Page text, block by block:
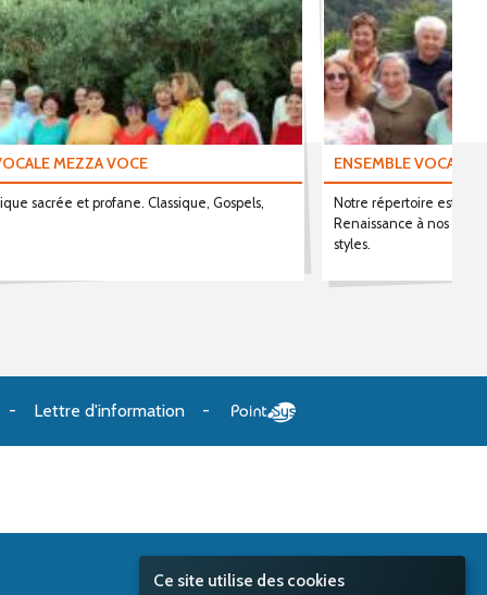
Ce site utilise des cookies
MEZZA VOCE
sacrée et profane. Classique, Gospels,
ENSEMBLE VOCAL
Notre répertoire est
Renaissance à nos
styles.
Lettre d'information